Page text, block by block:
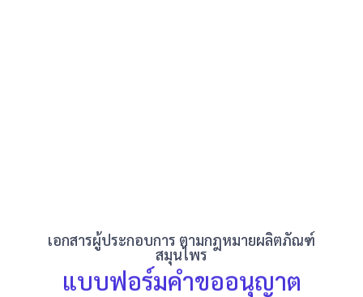
เอกสารผู้ประกอบการ ตามกฎหมายผลิตภัณฑ์
สมุนไพร
แบบฟอร์มคำขออนุญาต